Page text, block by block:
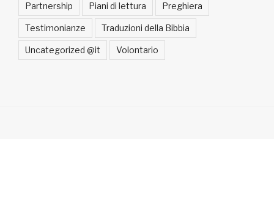
Partnership Piani di lettura Preghiera
Testimonianze Traduzioni della Bibbia
Uncategorized @it Volontario